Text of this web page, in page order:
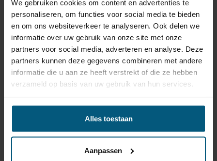
We gebruiken cookies om content en advertenties te
personaliseren, om functies voor social media te bieden
en om ons websiteverkeer te analyseren. Ook delen we
informatie over uw gebruik van onze site met onze
partners voor social media, adverteren en analyse. Deze
partners kunnen deze gegevens combineren met andere
informatie die u aan ze heeft verstrekt of die ze hebben
verzameld op basis van uw gebruik van hun services.
Alles toestaan
Aanpassen
De verticaal afneembare trekhaak is de meest discrete
optie. Wanneer deze is verwijderd, blijft er nauwelijks
een zichtbare bevestiging achter.
Trekhaak kabelsetsdie geschikt zijn voor je
Opel Vectra, B Caravan (type J96) 5 deurs,
geleverd.
zoalsECS, Erich JaegerofJaeger.